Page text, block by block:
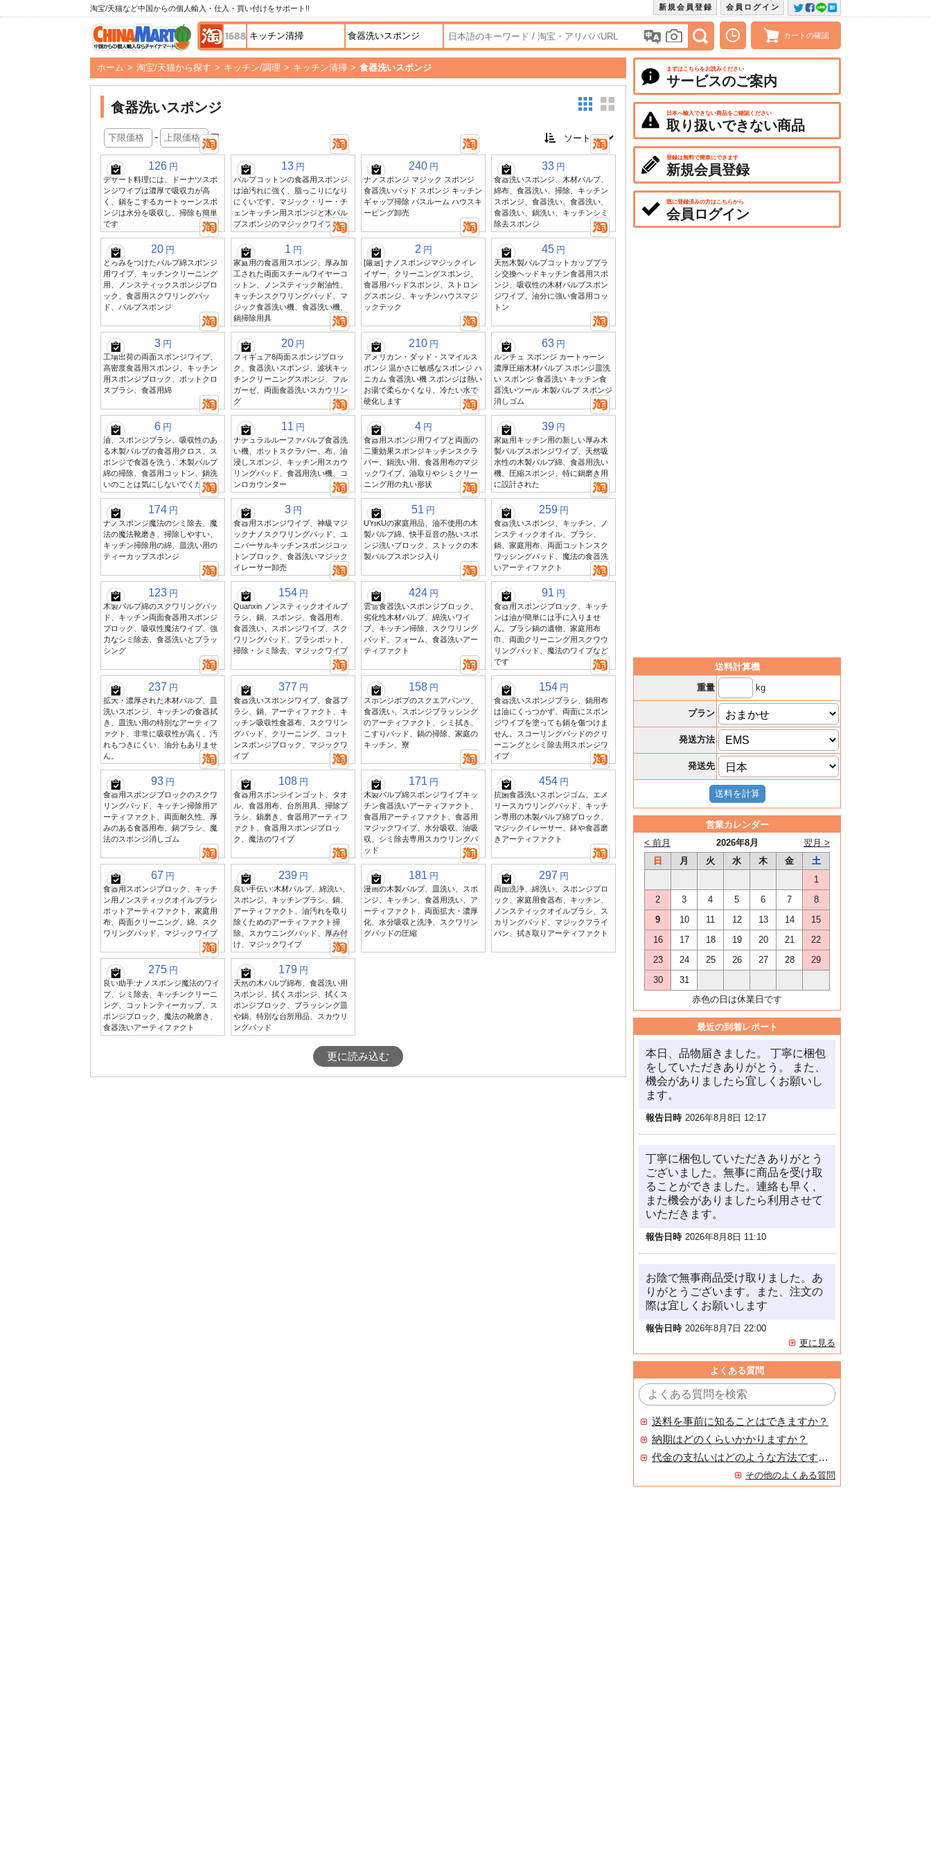
淘宝/天猫など中国からの個人輸入・仕入・買い付けをサポート!! 会員ログイン
新規会員登録
カートの確認
ホーム > 淘宝/天猫から探す > キッチン/調理 > キッチン清掃 > 食器洗いスポンジ
食器洗いスポンジ
- 円
126 円
デザート料理には、ドーナツスポ
ンジワイプは濃厚で吸収力が高
く、鍋をこするカートゥーンスポ
ンジは水分を吸収し、掃除も簡単
です
13 円
パルプコットンの食器用スポンジ
は油汚れに強く、脂っこりになり
にくいです。マジック・リー・チ
ェンキッチン用スポンジと木パル
プスポンジのマジックワイプ
240 円
ナノスポンジ マジック スポンジ
食器洗いパッド スポンジ キッチン
ギャップ掃除 バスルーム ハウスキ
ーピング卸売
33 円
食器洗いスポンジ、木材パルプ、
綿布、食器洗い、掃除、キッチン
スポンジ、食器洗い、食器洗い、
食器洗い、鍋洗い、キッチンシミ
除去スポンジ
20 円
とろみをつけたパルプ綿スポンジ
用ワイプ、キッチンクリーニング
用、ノンスティックスポンジブロ
ック、食器用スクワリングパッ
ド、パルプスポンジ
1 円
家庭用の食器用スポンジ、厚み加
工された両面スチールワイヤーコ
ットン、ノンスティック耐油性、
キッチンスクワリングパッド、マ
ジック食器洗い機、食器洗い機、
鍋掃除用具
2 円
[厳選] ナノスポンジマジックイレ
イザー、クリーニングスポンジ、
食器用パッドスポンジ、ストロン
グスポンジ、キッチンハウスマジ
ックテック
45 円
天然木製パルプコットカップブラ
シ交換ヘッドキッチン食器用スポ
ンジ、吸収性の木材パルプスポン
ジワイプ、油分に強い食器用コッ
トン
3 円
工場出荷の両面スポンジワイプ、
高密度食器用スポンジ、キッチン
用スポンジブロック、ポットクロ
スブラシ、食器用綿
20 円
フィギュア8両面スポンジブロッ
ク、食器洗いスポンジ、波状キッ
チンクリーニングスポンジ、フル
ガーゼ、両面食器洗いスカウリン
グ
210 円
アメリカン・ダッド・スマイルス
ポンジ 温かさに敏感なスポンジ ハ
ニカム 食器洗い機 スポンジは熱い
お湯で柔らかくなり、冷たい水で
硬化します
63 円
ルンチュ スポンジ カートゥーン
濃厚圧縮木材パルプ スポンジ皿洗
い スポンジ 食器洗い キッチン食
器洗いツール 木製パルプ スポンジ
消しゴム
6 円
油、スポンジブラシ、吸収性のあ
る木製パルプの食器用クロス、ス
ポンジで食器を洗う、木製パルプ
綿の掃除、食器用コットン、鍋洗
いのことは気にしないでください
11 円
ナチュラルルーファパルプ食器洗
い機、ポットスクラバー、布、油
浸しスポンジ、キッチン用スカウ
リングパッド、食器用洗い機、コ
ンロカウンター
4 円
食器用スポンジ用ワイプと両面の
二重効果スポンジキッチンスクラ
バー、鍋洗い用、食器用布のマジ
ックワイプ、油取りやシミクリー
ニング用の丸い形状
39 円
家庭用キッチン用の新しい厚み木
製パルプスポンジワイプ、天然吸
水性の木製パルプ綿、食器用洗い
機、圧縮スポンジ、特に鍋磨き用
に設計された
174 円
ナノスポンジ魔法のシミ除去、魔
法の魔法靴磨き、掃除しやすい、
キッチン掃除用の綿、皿洗い用の
ティーカップスポンジ
3 円
食器用スポンジワイプ、神級マジ
ックナノスクワリングパッド、ユ
ニバーサルキッチンスポンジコッ
トンブロック、食器洗いマジック
イレーサー卸売
51 円
UYIKUの家庭用品、油不使用の木
製パルプ綿、快手豆音の熱いスポ
ンジ洗いブロック、ストックの木
製パルプスポンジ入り
259 円
食器洗いスポンジ、キッチン、ノ
ンスティックオイル、ブラシ、
鍋、家庭用布、両面コットンスク
ワッシングパッド、魔法の食器洗
いアーティファクト
123 円
木製パルプ綿のスクワリングパッ
ド、キッチン両面食器用スポンジ
ブロック、吸収性魔法ワイプ、強
力なシミ除去、食器洗いとブラッ
シング
154 円
Quanxin ノンスティックオイルブ
ラシ、鍋、スポンジ、食器用布、
食器洗い、スポンジワイプ、スク
ワリングパッド、ブラシポット、
掃除・シミ除去、マジックワイプ
424 円
雲雷食器洗いスポンジブロック、
劣化性木材パルプ、綿洗いワイ
プ、キッチン掃除、スクワリング
パッド、フォーム、食器洗いアー
ティファクト
91 円
食器用スポンジブロック、キッチ
ンは油が簡単には手に入りませ
ん。ブラシ鍋の遺物、家庭用布
巾、両面クリーニング用スクワウ
リングパッド、魔法のワイプなど
です
237 円
拡大・濃厚された木材パルプ、皿
洗いスポンジ、キッチンの食器拭
き、皿洗い用の特別なアーティフ
ァクト、非常に吸収性が高く、汚
れもつきにくい、油分もありませ
ん。
377 円
食器洗いスポンジワイプ、食器ブ
ラシ、鍋、アーティファクト、キ
ッチン吸収性食器布、スクワリン
グパッド、クリーニング、コット
ンスポンジブロック、マジックワ
イプ
158 円
スポンジボブのスクエアパンツ、
食器洗い、スポンジブラッシング
のアーティファクト、シミ拭き、
こすりパッド、鍋の掃除、家庭の
キッチン、寮
154 円
食器洗いスポンジブラシ、鍋用布
は油にくっつかず、両面にスポン
ジワイプを塗っても鍋を傷つけま
せん。スコーリングパッドのクリ
ーニングとシミ除去用スポンジワ
イプ
93 円
食器用スポンジブロックのスクワ
リングパッド、キッチン掃除用ア
ーティファクト、両面耐久性、厚
みのある食器用布、鍋ブラシ、魔
法のスポンジ消しゴム
108 円
食器用スポンジインゴット、タオ
ル、食器用布、台所用具、掃除ブ
ラシ、鍋磨き、食器用アーティフ
ァクト、食器用スポンジブロッ
ク、魔法のワイプ
171 円
木製パルプ綿スポンジワイプキッ
チン食器洗いアーティファクト、
食器用アーティファクト、食器用
マジックワイプ、水分吸収、油吸
収、シミ除去専用スカウリングパ
ッド
454 円
抗菌食器洗いスポンジゴム、エメ
リースカウリングパッド、キッチ
ン専用の木製パルプ綿ブロック、
マジックイレーサー、鉢や食器磨
きアーティファクト
67 円
食器用スポンジブロック、キッチ
ン用ノンスティックオイルブラシ
ポットアーティファクト、家庭用
布、両面クリーニング、綿、スク
ワリングパッド、マジックワイプ
239 円
良い手伝い:木材パルプ、綿洗い、
スポンジ、キッチンブラシ、鍋、
アーティファクト、油汚れを取り
除くためのアーティファクト掃
除、スカウニングパッド、厚み付
け、マジックワイプ
181 円
漫画の木製パルプ、皿洗い、スポ
ンジ、キッチン、食器用洗い、ア
ーティファクト、両面拡大・濃厚
化、水分吸収と洗浄、スクワリン
グパッドの圧縮
297 円
両面洗浄、綿洗い、スポンジブロ
ック、家庭用食器布、キッチン、
ノンスティックオイルブラシ、ス
カリングパッド、マジックフライ
パン、拭き取りアーティファクト
275 円
良い助手:ナノスポンジ魔法のワイ
プ、シミ除去、キッチンクリーニ
ング、コットンティーカップ、ス
ポンジブロック、魔法の靴磨き、
食器洗いアーティファクト
179 円
天然の木パルプ綿布、食器洗い用
スポンジ、拭くスポンジ、拭くス
ポンジブロック、ブラッシング皿
や鍋、特別な台所用品、スカウリ
ングパッド
更に読み込む
まずはこちらをお読みください
サービスのご案内
日本へ輸入できない商品をご確認ください
取り扱いできない商品
登録は無料で簡単にできます
新規会員登録
既に登録済みの方はこちらから
会員ログイン
送料計算機
重量
kg
プラン
発送方法
発送先
営業カレンダー
2026年8月
< 前月
翌月 >
日
月 火 水 木 金
土
1
2
3 4 5 6 7
8
9
10 11 12 13 14
15
16
17 18 19 20 21
22
23
24 25 26 27 28
29
30
31
赤色の日は休業日です
最近の到着レポート
本日、品物届きました。 丁寧に梱包
をしていただきありがとう。 また、
機会がありましたら宜しくお願いし
ます。
報告日時 2026年8月8日 12:17
丁寧に梱包していただきありがとう
ございました。無事に商品を受け取
ることができました。連絡も早く、
また機会がありましたら利用させて
いただきます。
報告日時 2026年8月8日 11:10
お陰で無事商品受け取りました。あ
りがとうございます。また、注文の
際は宜しくお願いします
報告日時 2026年8月7日 22:00
更に見る
よくある質問
送料を事前に知ることはできますか？
納期はどのくらいかかりますか？
代金の支払いはどのような方法ですか？
その他のよくある質問